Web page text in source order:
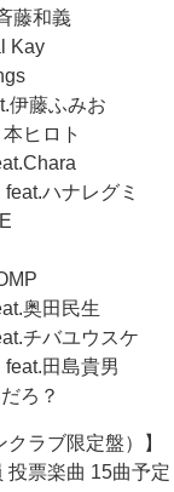
藤和義
Kay
伊藤ふみお
ヒロト
ハナレグミ
奥田民生
チバユウスケ
田島貴男
ろ？
クラブ限定盤）】
投票楽曲 15曲予定